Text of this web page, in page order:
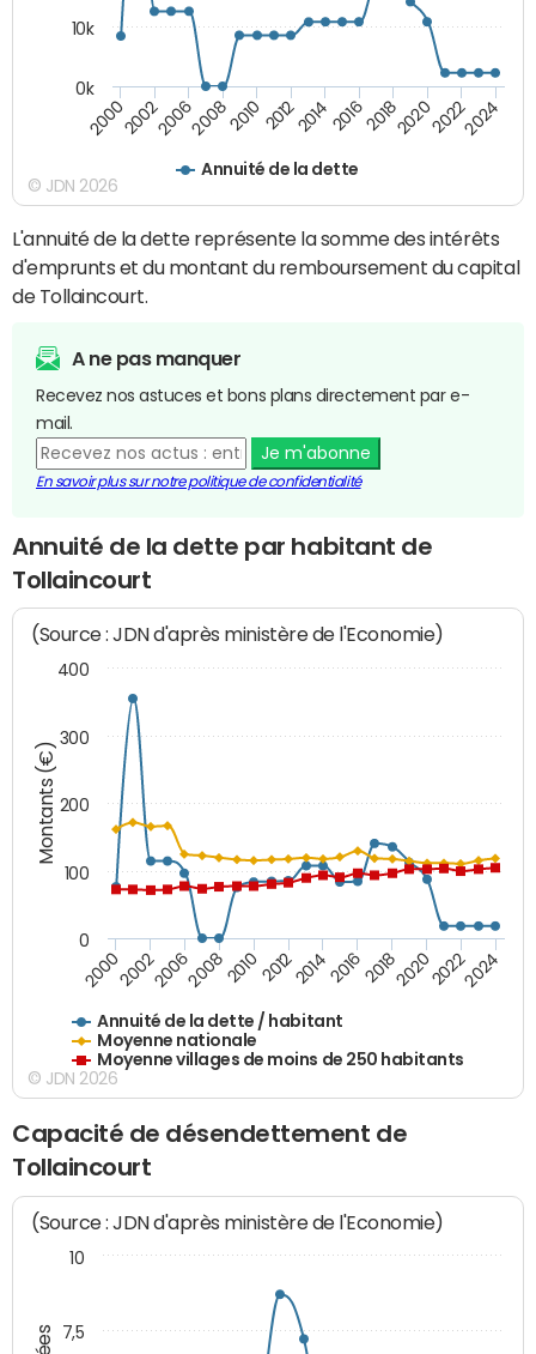
Annuité de la dette
20002002200620082010 2012201420162018202020222024
0k
10k
© JDN 2026
L'annuité de la dette représente la somme des intérêts
d'emprunts et du montant du remboursement du capital
de Tollaincourt.
A ne pas manquer
Recevez nos astuces et bons plans directement par e-
mail.
Je m'abonne
En savoir plus sur notre politique de confidentialité
Annuité de la dette par habitant de
Tollaincourt
Montants (€)
(Source : JDN d'après ministère de l'Economie)
Annuité de la dette / habitant
Moyenne nationale
Moyenne villages de moins de 250 habitants
200020022006200820102012201420162018202020222024
0
100
200
300
400
© JDN 2026
Capacité de désendettement de
Tollaincourt
(Source : JDN d'après ministère de l'Economie)
7,5
10